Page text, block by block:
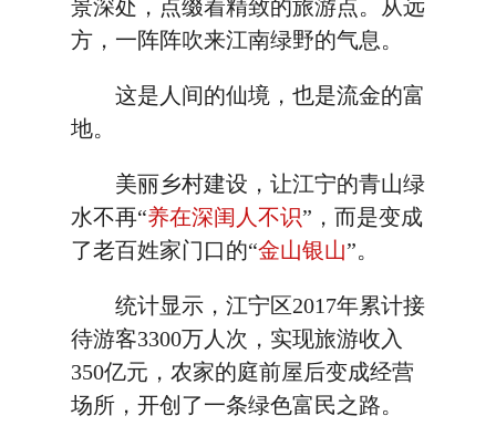
景深处，点缀着精致的旅游点。从远
方，一阵阵吹来江南绿野的气息。
这是人间的仙境，也是流金的富
地。
美丽乡村建设，让江宁的青山绿
水不再“养在深闺人不识”，而是变成
了老百姓家门口的“金山银山”。
统计显示，江宁区2017年累计接
待游客3300万人次，实现旅游收入
350亿元，农家的庭前屋后变成经营
场所，开创了一条绿色富民之路。